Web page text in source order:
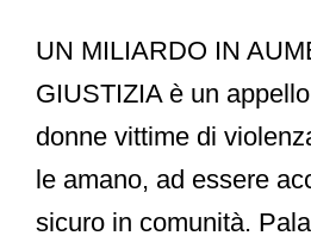
UN MILIARDO IN
GIUSTIZIA è un
donne vittime di
le amano, ad essere
sicuro in comunità.